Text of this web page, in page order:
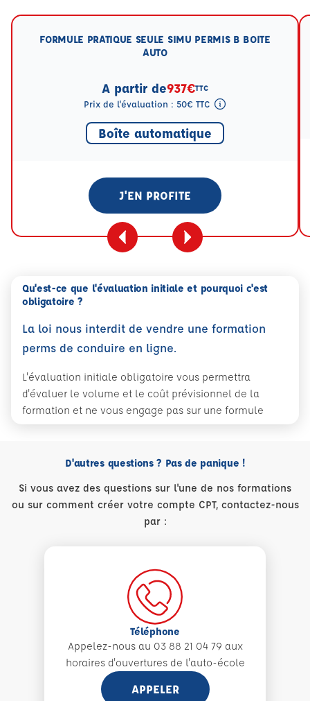
FORMULE PRATIQUE SEULE SIMU PERMIS B BOITE
AUTO
A partir de937€TTC
Prix de l'évaluation : 50€ TTC
Boîte automatique
J'EN PROFITE
Qu'est-ce que l'évaluation initiale et pourquoi c'est
obligatoire ?
La loi nous interdit de vendre une formation
perms de conduire en ligne.
L'évaluation initiale obligatoire vous permettra
d'évaluer le volume et le coût prévisionnel de la
formation et ne vous engage pas sur une formule
D'autres questions ? Pas de panique !
Si vous avez des questions sur l'une de nos formations
ou sur comment créer votre compte CPT, contactez-nous
par :
Téléphone
Appelez-nous au 03 88 21 04 79 aux
horaires d'ouvertures de l'auto-école
APPELER